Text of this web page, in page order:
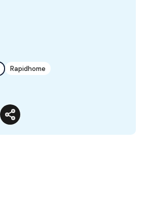
Rapidhome